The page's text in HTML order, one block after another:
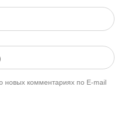
новых комментариях по E-mail